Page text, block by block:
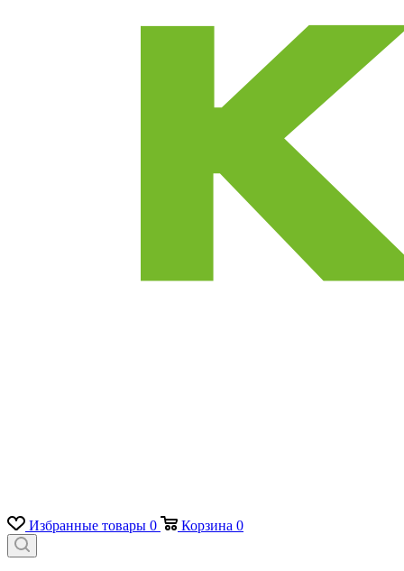
Избранные товары 0 Корзина 0